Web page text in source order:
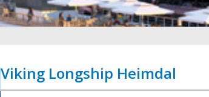
Viking Longship Heimdal